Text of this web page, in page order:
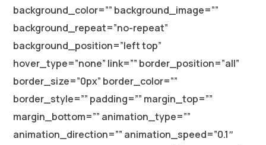
background_color=”” background_image=””
background_repeat=”no-repeat”
background_position=”left top”
hover_type=”none” link=”” border_position=”all”
border_size=”0px” border_color=””
border_style=”” padding=”” margin_top=””
margin_bottom=”” animation_type=””
animation_direction=”” animation_speed=”0.1″